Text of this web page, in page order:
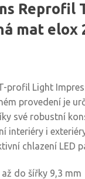
Reprofil
mat elox
profil Light
provedení je
své robustní
interiéry i
chlazení LED
do šířky 9,3 mm